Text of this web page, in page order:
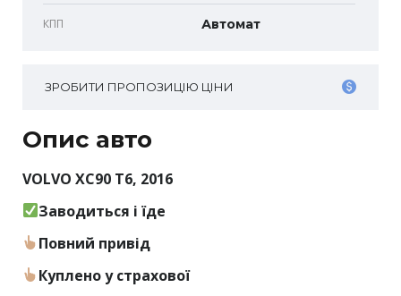
КПП Автомат
ЗРОБИТИ ПРОПОЗИЦІЮ ЦІНИ
Опис авто
VOLVO XC90 T6, 2016
Заводиться і їде
Повний привід
Куплено у страхової